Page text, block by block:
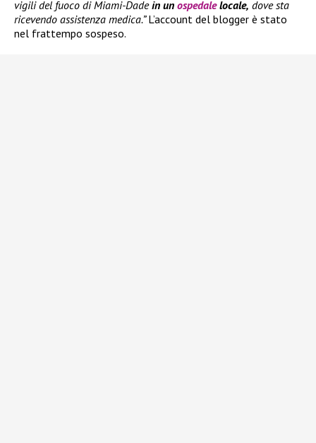
vigili del fuoco di Miami-Dadein un ospedalelocale, dove sta
ricevendo assistenza medica.”L’account del blogger è stato
nel frattempo sospeso.